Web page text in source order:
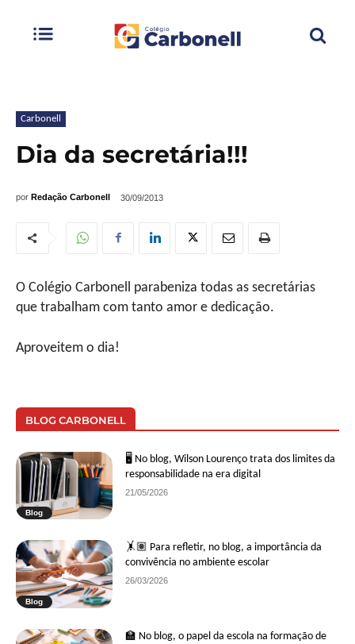
Carbonell
Dia da secretária!!!
por Redação Carbonell 30/09/2013
O Colégio Carbonell parabeniza todas as secretárias
que trabalham com tanto amor e dedicação.
Aproveitem o dia!
BLOG CARBONELL
Blog
🖥 No blog, Wilson Lourenço trata dos limites da
responsabilidade na era digital
21/05/2026
Blog
🤸🏽 Para refletir, no blog, a importância da
convivência no ambiente escolar
26/03/2026
🏫 No blog, o papel da escola na formação de